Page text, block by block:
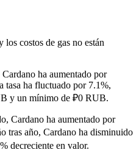
garantía
costos de gas no están
ha aumentado por
tasa ha fluctuado por 7.1%,
y un mínimo de ₽0 RUB.
Cardano ha aumentado por
tras año, Cardano ha disminuido
decreciente en valor.